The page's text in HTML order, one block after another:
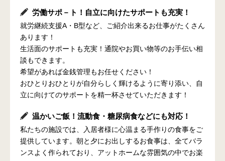
労働サポ－ト！自立に向けたサポートも充実！
就労継続支援A・B型など、ご紹介出来るお仕事がたくさん
あります！
生活面のサポートも充実！通院やお買い物等のお手伝い相
談もできます。
希望があれば金銭管理もお任せください！
おひとりおひとりが自分らしく輝けるように寄り添い、自
立に向けてのサポートを精一杯させていただきます！
温かいご飯！流動食・糖尿病食などにも対応！
私たちの施設では、入居者様に心温まる手作りの食事をご
提供しています。朝と夕にお出しするお食事は、全てバラ
ンスよく作られており、アットホームな雰囲気の中でお楽